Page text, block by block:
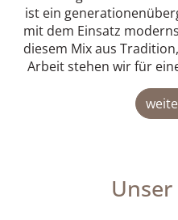
ist ein
mit dem Einsatz
diesem Mix aus
Arbeit stehen wir für